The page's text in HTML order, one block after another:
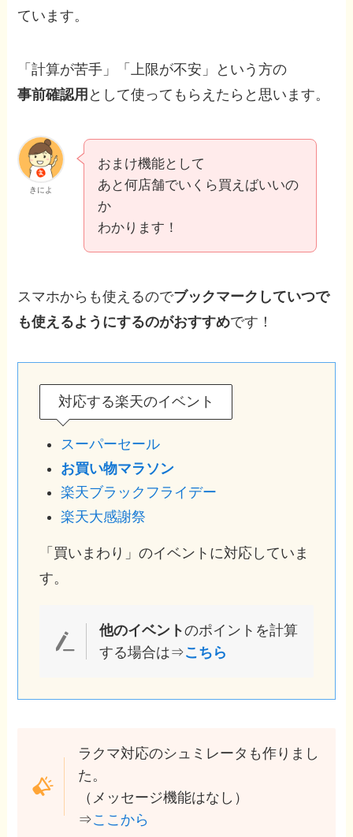
ています。
「計算が苦手」「上限が不安」という方の
事前確認用 として使ってもらえたらと思います。
きによ
おまけ機能として
あと何店舗でいくら買えばいいの
か
わかります！
スマホからも使えるのでブックマークしていつで
も使えるようにするのがおすすめです！
対応する楽天のイベント
スーパーセール
お買い物マラソン
楽天ブラックフライデー
楽天大感謝祭
「買いまわり」のイベントに対応していま
す。
他のイベントのポイントを計算
する場合は⇒こちら
ラクマ対応のシュミレータも作りまし
た。
（メッセージ機能はなし）
⇒ここから